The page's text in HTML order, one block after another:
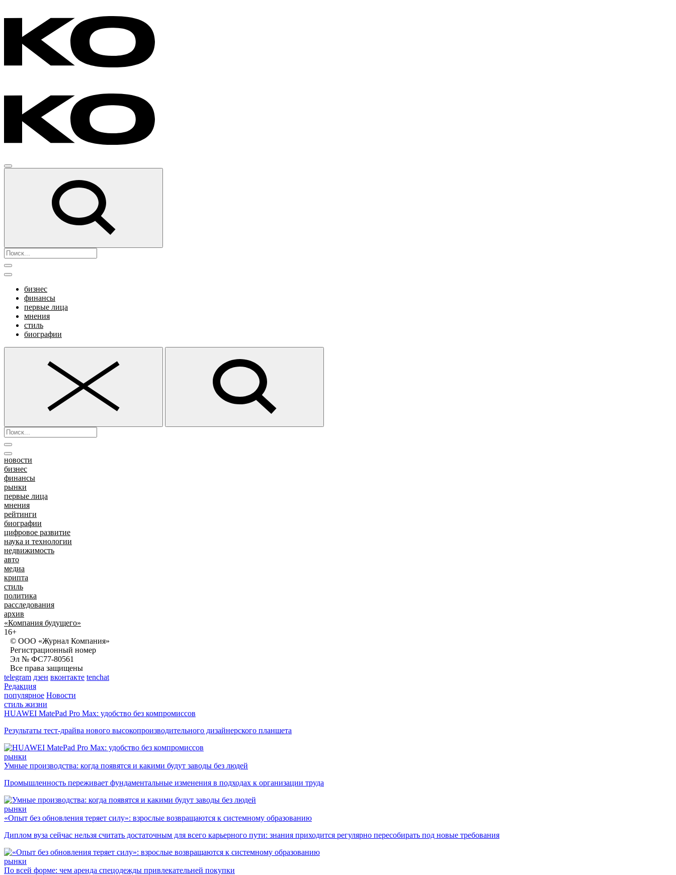
бизнес
финансы
первые лица
мнения
стиль
биографии
новости
бизнес
финансы
рынки
первые лица
мнения
рейтинги
биографии
цифровое развитие
наука и технологии
недвижимость
авто
медиа
крипта
стиль
политика
расследования
архив
«Компания будущего»
16+
© ООО «Журнал Компания»
Регистрационный номер
Эл № ФС77-80561
Все права защищены
telegram дзен вконтакте tenchat
Редакция
популярное Новости
стиль жизни
HUAWEI MatePad Pro Max: удобство без компромиссов
Результаты тест-драйва нового высокопроизводительного дизайнерского планшета
рынки
Умные производства: когда появятся и какими будут заводы без людей
Промышленность переживает фундаментальные изменения в подходах к организации труда
рынки
«Опыт без обновления теряет силу»: взрослые возвращаются к системному образованию
Диплом вуза сейчас нельзя считать достаточным для всего карьерного пути: знания приходится регулярно пересобирать под новые требования
рынки
По всей форме: чем аренда спецодежды привлекательней покупки